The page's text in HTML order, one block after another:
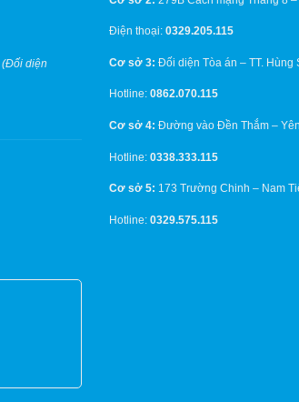
(Đối diện
Điện thoại: 0329.205.115
Cơ sở 3: Đối diện Tòa án – TT. Hùng
Hotline: 0862.070.115
Cơ sở 4: Đường vào Đền Thắm –
Hotline: 0338.333.115
Cơ sở 5: 173 Trường Chinh – Nam
Hotline: 0329.575.115